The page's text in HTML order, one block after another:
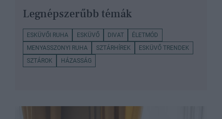
Legnépszerűbb témák
ESKÜVŐI RUHA ESKÜVŐ DIVAT
ÉLETMÓD
MENYASSZONYI RUHA
SZTÁRHÍREK
ESKÜVŐ TRENDEK
SZTÁROK
HÁZASSÁG